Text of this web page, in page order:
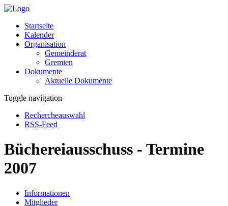
Startseite
Kalender
Organisation
Gemeinderat
Gremien
Dokumente
Aktuelle Dokumente
Toggle navigation
Rechercheauswahl
RSS-Feed
Büchereiausschuss - Termine
2007
Informationen
Mitglieder